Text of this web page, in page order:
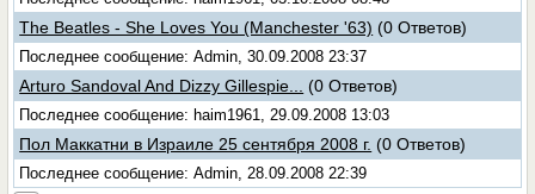
The Beatles - She Loves You (Manchester '63) (0 Ответов)
Последнее сообщение: Admin, 30.09.2008 23:37
Arturo Sandoval And Dizzy Gillespie... (0 Ответов)
Последнее сообщение: haim1961, 29.09.2008 13:03
Пол Маккатни в Израиле 25 сентября 2008 г. (0 Ответов)
Последнее сообщение: Admin, 28.09.2008 22:39